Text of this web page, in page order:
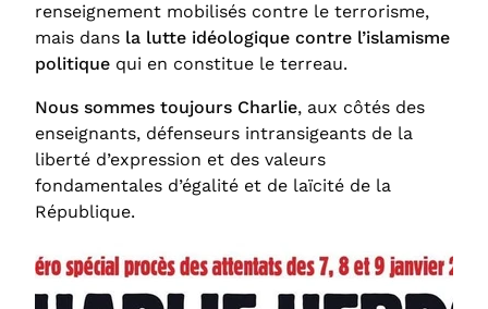
renseignement mobilisés contre le terrorisme,
mais dans la lutte idéologique contre l’islamisme
politique qui en constitue le terreau.
Nous sommes toujours Charlie, aux côtés des
enseignants, défenseurs intransigeants de la
liberté d’expression et des valeurs
fondamentales d’égalité et de laïcité de la
République.